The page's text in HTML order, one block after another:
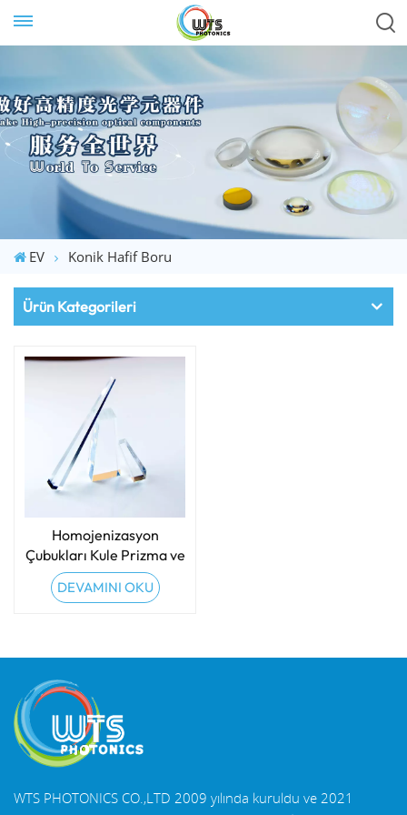
EV Konik Hafif Boru
Ürün Kategorileri
Homojenizasyon
Çubukları Kule Prizma ve
Işık Borusu ve IPL Işık
Kılavuzu
DEVAMINI OKU
WTS PHOTONICS CO.,LTD 2009 yılında kuruldu ve 2021